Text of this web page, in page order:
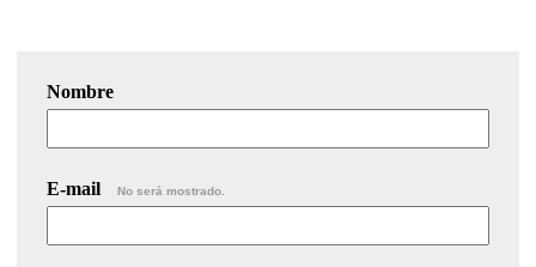
Nombre
E-mail No será mostrado.